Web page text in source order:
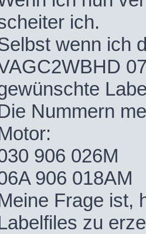
ich.
wenn ich
Nummern
906 026M
906 018AM
Frage ist,
zu